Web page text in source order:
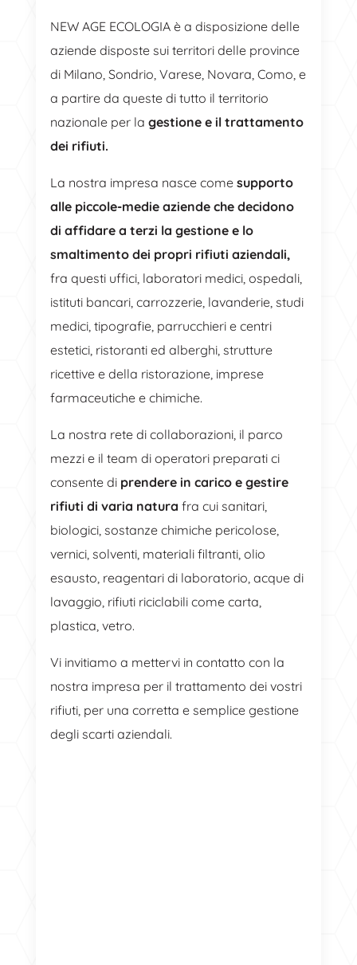
NEW AGE ECOLOGIA è a disposizione delle
aziende disposte sui territori delle province
di Milano, Sondrio, Varese, Novara, Como, e
a partire da queste di tutto il territorio
nazionale per la gestione e il trattamento
dei rifiuti.
La nostra impresa nasce come supporto
alle piccole-medie aziende che decidono
di affidare a terzi la gestione e lo
smaltimento dei propri rifiuti aziendali,
fra questi uffici, laboratori medici, ospedali,
istituti bancari, carrozzerie, lavanderie, studi
medici, tipografie, parrucchieri e centri
estetici, ristoranti ed alberghi, strutture
ricettive e della ristorazione, imprese
farmaceutiche e chimiche.
La nostra rete di collaborazioni, il parco
mezzi e il team di operatori preparati ci
consente di prendere in carico e gestire
rifiuti di varia natura fra cui sanitari,
biologici, sostanze chimiche pericolose,
vernici, solventi, materiali filtranti, olio
esausto, reagentari di laboratorio, acque di
lavaggio, rifiuti riciclabili come carta,
plastica, vetro.
Vi invitiamo a mettervi in contatto con la
nostra impresa per il trattamento dei vostri
rifiuti, per una corretta e semplice gestione
degli scarti aziendali.